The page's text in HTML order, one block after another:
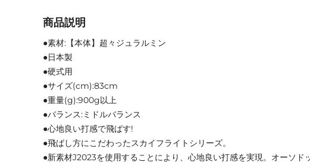
商品説明
●素材:【本体】超々ジュラルミン
●日本製
●硬式用
●サイズ(cm):83cm
●重量(g):900g以上
●バランス:ミドルバランス
●心地良い打感で飛ばす!
●飛ばし方にこだわったスカイフライトシリーズ。
●新素材J2023を使用することにより、心地良い打感を実現。オーソド